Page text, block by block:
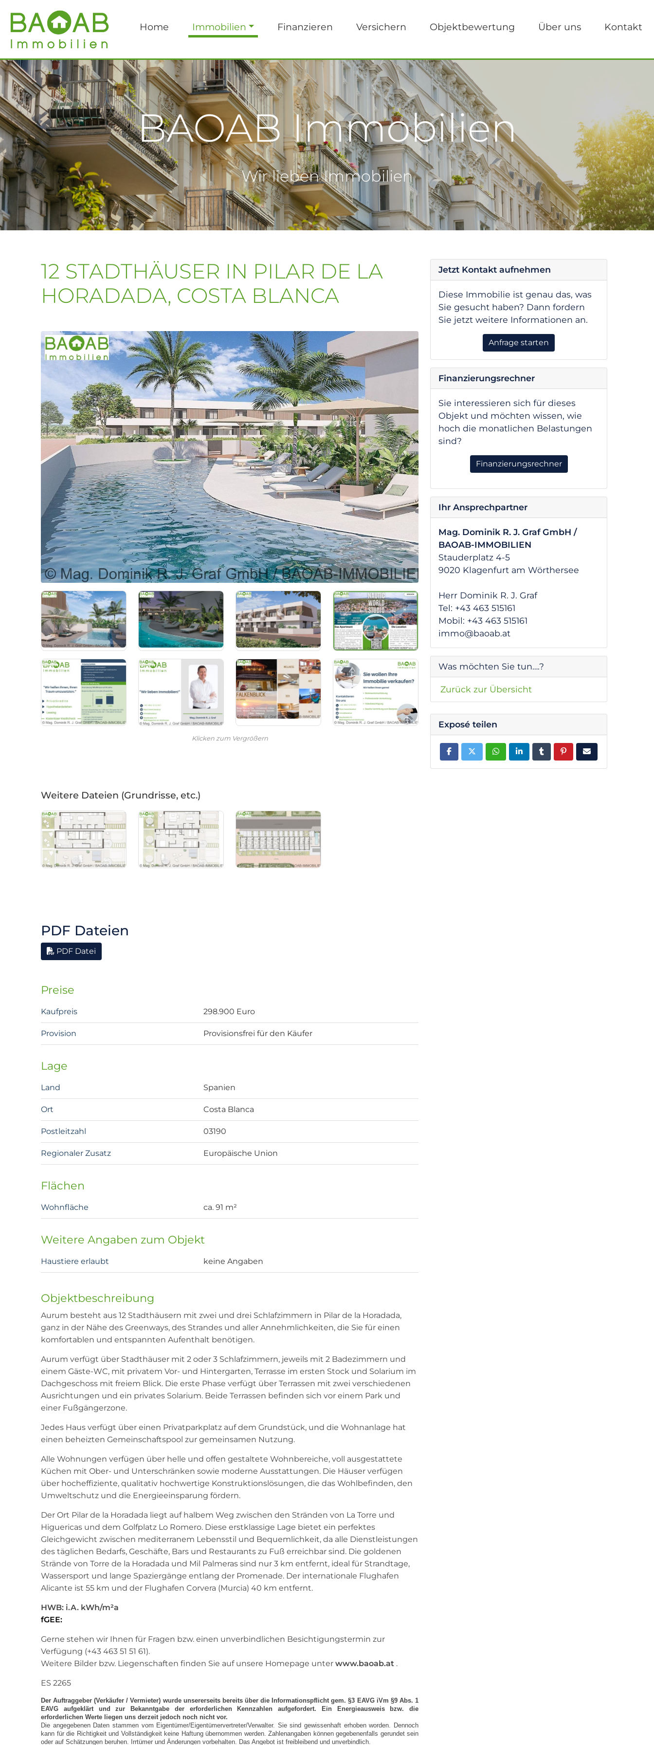
Home Immobilien Finanzieren Versichern Objektbewertung Über uns Kontakt
BAOAB Immobilien
Wir lieben Immobilien
12 STADTHÄUSER IN PILAR DE LA
HORADADA, COSTA BLANCA
Klicken zum Vergrößern
Weitere Dateien (Grundrisse, etc.)
PDF Dateien
PDF Datei
Preise
Kaufpreis 298.900 Euro
Provision Provisionsfrei für den Käufer
Lage
Land Spanien
Ort Costa Blanca
Postleitzahl 03190
Regionaler Zusatz Europäische Union
Flächen
Wohnfläche ca. 91 m²
Weitere Angaben zum Objekt
Haustiere erlaubt keine Angaben
Objektbeschreibung
Aurum besteht aus 12 Stadthäusern mit zwei und drei Schlafzimmern in Pilar de la Horadada,
ganz in der Nähe des Greenways, des Strandes und aller Annehmlichkeiten, die Sie für einen
komfortablen und entspannten Aufenthalt benötigen.
Aurum verfügt über Stadthäuser mit 2 oder 3 Schlafzimmern, jeweils mit 2 Badezimmern und
einem Gäste-WC, mit privatem Vor- und Hintergarten, Terrasse im ersten Stock und Solarium im
Dachgeschoss mit freiem Blick. Die erste Phase verfügt über Terrassen mit zwei verschiedenen
Ausrichtungen und ein privates Solarium. Beide Terrassen befinden sich vor einem Park und
einer Fußgängerzone.
Jedes Haus verfügt über einen Privatparkplatz auf dem Grundstück, und die Wohnanlage hat
einen beheizten Gemeinschaftspool zur gemeinsamen Nutzung.
Alle Wohnungen verfügen über helle und offen gestaltete Wohnbereiche, voll ausgestattete
Küchen mit Ober- und Unterschränken sowie moderne Ausstattungen. Die Häuser verfügen
über hocheffiziente, qualitativ hochwertige Konstruktionslösungen, die das Wohlbefinden, den
Umweltschutz und die Energieeinsparung fördern.
Der Ort Pilar de la Horadada liegt auf halbem Weg zwischen den Stränden von La Torre und
Higuericas und dem Golfplatz Lo Romero. Diese erstklassige Lage bietet ein perfektes
Gleichgewicht zwischen mediterranem Lebensstil und Bequemlichkeit, da alle Dienstleistungen
des täglichen Bedarfs, Geschäfte, Bars und Restaurants zu Fuß erreichbar sind. Die goldenen
Strände von Torre de la Horadada und Mil Palmeras sind nur 3 km entfernt, ideal für Strandtage,
Wassersport und lange Spaziergänge entlang der Promenade. Der internationale Flughafen
Alicante ist 55 km und der Flughafen Corvera (Murcia) 40 km entfernt.
HWB: i.A. kWh/m²a
fGEE:
Gerne stehen wir Ihnen für Fragen bzw. einen unverbindlichen Besichtigungstermin zur
Verfügung (+43 463 51 51 61).
Weitere Bilder bzw. Liegenschaften finden Sie auf unsere Homepage unter www.baoab.at .
ES 2265
Der Auftraggeber (Verkäufer / Vermieter) wurde unsererseits bereits über die Informationspflicht gem. §3 EAVG iVm §9 Abs. 1
EAVG aufgeklärt und zur Bekanntgabe der erforderlichen Kennzahlen aufgefordert. Ein Energieausweis bzw. die
erforderlichen Werte liegen uns derzeit jedoch noch nicht vor.
Die angegebenen Daten stammen vom Eigentümer/Eigentümervertreter/Verwalter. Sie sind gewissenhaft erhoben worden. Dennoch
kann für die Richtigkeit und Vollständigkeit keine Haftung übernommen werden. Zahlenangaben können gegebenenfalls gerundet sein
oder auf Schätzungen beruhen. Irrtümer und Änderungen vorbehalten. Das Angebot ist freibleibend und unverbindlich.
Jetzt Kontakt aufnehmen
Diese Immobilie ist genau das, was
Sie gesucht haben? Dann fordern
Sie jetzt weitere Informationen an.
Anfrage starten
Finanzierungsrechner
Sie interessieren sich für dieses
Objekt und möchten wissen, wie
hoch die monatlichen Belastungen
sind?
Finanzierungsrechner
Ihr Ansprechpartner
Mag. Dominik R. J. Graf GmbH /
BAOAB-IMMOBILIEN
Stauderplatz 4-5
9020 Klagenfurt am Wörthersee
Herr Dominik R. J. Graf
Tel: +43 463 515161
Mobil: +43 463 515161
immo@baoab.at
Was möchten Sie tun….?
Zurück zur Übersicht
Exposé teilen